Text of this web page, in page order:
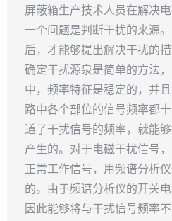
屏蔽箱生产技术人员在解决
一个问题是判断干扰的来源
后，才能够提出解决干扰的
确定干扰源泉是简单的方法
中，频率特征是稳定的，并
路中各个部位的信号频率都
道了干扰信号的频率，就能
产生的。对于电磁干扰信号
正常工作信号，用频谱分析
的。由于频谱分析仪的开关
因此能够将与干扰信号频率